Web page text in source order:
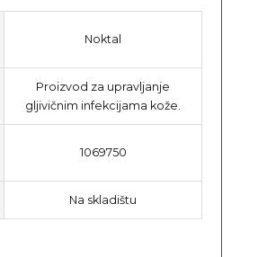
Noktal
Proizvod za upravljanje
gljivičnim infekcijama kože.
1069750
Na skladištu